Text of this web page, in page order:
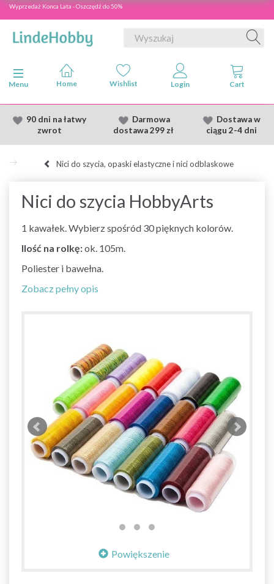
Wyprzedaż Konca Lata - Oszczędź do 50%
Przełącz nawigację
Menu
90 dni na łatwy
zwrot
Darmowa
dostawa299 zł
Dostawaw
ciągu 2-4 dni
Nici do szycia, opaski elastyczne i nici odblaskowe
Nici do szycia HobbyArts
1 kawałek. Wybierz spośród 30 pięknych kolorów.
Ilość na rolkę:ok. 105m.
Poliester i bawełna.
Zobacz pełny opis
Powiększenie